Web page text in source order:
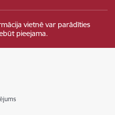
vietnē var parādīties
pieejama.